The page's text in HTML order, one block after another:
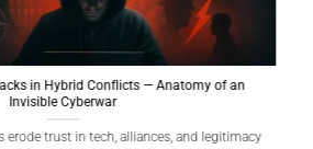
in Hybrid Conflicts — Anatomy of an
Invisible Cyberwar
trust in tech, alliances, and legitimacy